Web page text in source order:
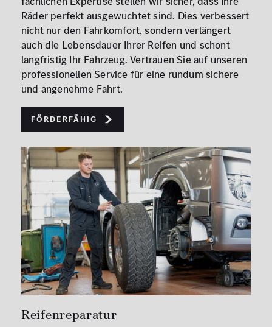
Räder perfekt ausgewuchtet sind. Dies verbessert
nicht nur den Fahrkomfort, sondern verlängert
auch die Lebensdauer Ihrer Reifen und schont
langfristig Ihr Fahrzeug. Vertrauen Sie auf unseren
professionellen Service für eine rundum sichere
und angenehme Fahrt.
Förderfähig
Reifenreparatur